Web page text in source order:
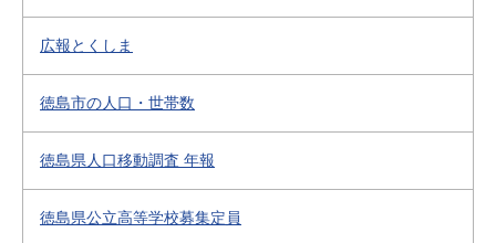
広報とくしま
徳島市の人口・世帯数
徳島県人口移動調査 年報
徳島県公立高等学校募集定員